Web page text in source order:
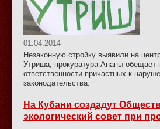
01.04.2014
Незаконную стройку выявили на
Утриша, прокуратура Анапы обещает
ответственности причастных к
законодательства.
На Кубани создадут
экологический совет при